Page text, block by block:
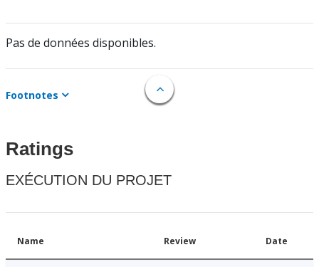
Pas de données disponibles.
Footnotes
Ratings
EXÉCUTION DU PROJET
Name Review Date